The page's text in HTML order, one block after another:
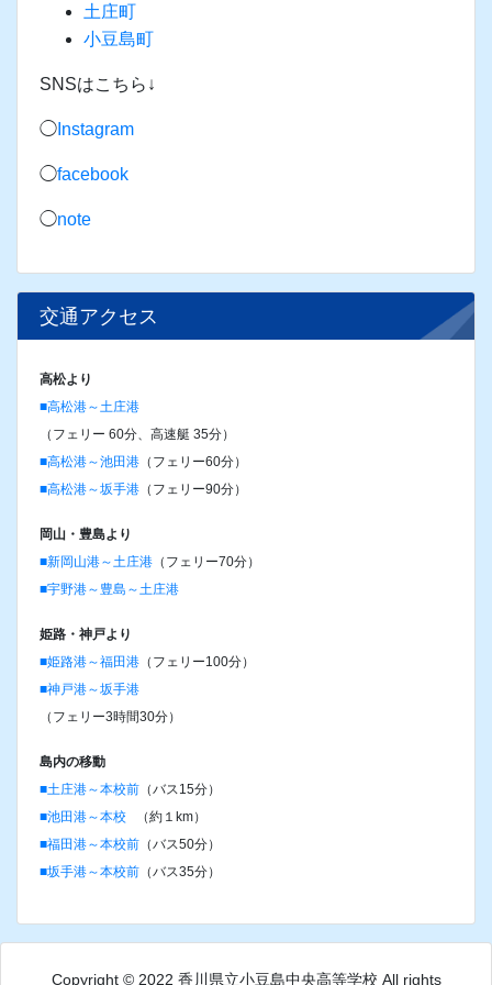
土庄町
小豆島町
SNSはこちら↓
◯ Instagram
◯facebook
◯note
交通アクセス
高松より
■高松港～土庄港
（フェリー 60分、高速艇 35分）
■高松港～池田港 （フェリー60分）
■高松港～坂手港 （フェリー90分）
岡山・豊島より
■新岡山港～土庄港 （フェリー70分）
■宇野港～豊島～土庄港
姫路・神戸より
■姫路港～福田港 （フェリー100分）
■神戸港～坂手港
（フェリー3時間30分）
島内の移動
■土庄港～本校前 （バス15分）
■池田港～本校
（約１km）
■福田港～本校前 （バス50分）
■坂手港～本校前 （バス35分）
Copyright © 2022 香川県立小豆島中央高等学校 All rights